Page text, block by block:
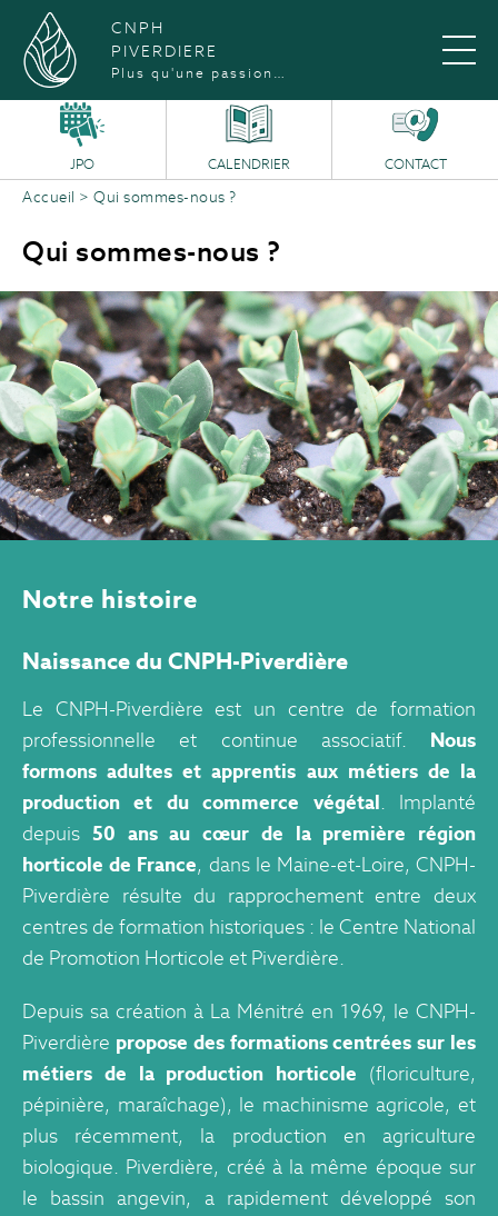
CNPH
PIVERDIERE
Plus qu'une passion…
JPO CALENDRIER CONTACT
Accueil > Qui sommes-nous ?
Qui sommes-nous ?
Notre histoire
Naissance du CNPH-Piverdière
Le CNPH-Piverdière est un centre de formation
professionnelle et continue associatif. Nous
formons adultes et apprentis aux métiers de la
production et du commerce végétal. Implanté
depuis 50 ans au cœur de la première région
horticole de France, dans le Maine-et-Loire, CNPH-
Piverdière résulte du rapprochement entre deux
centres de formation historiques : le Centre National
de Promotion Horticole et Piverdière.
Depuis sa création à La Ménitré en 1969, le CNPH-
Piverdière propose des formations centrées sur les
métiers de la production horticole (floriculture,
pépinière, maraîchage), le machinisme agricole, et
plus récemment, la production en agriculture
biologique. Piverdière, créé à la même époque sur
le bassin angevin, a rapidement développé son